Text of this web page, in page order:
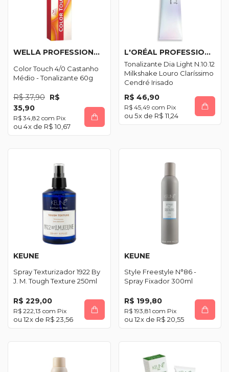
WELLA PROFESSIONALS
Color Touch 4/0 Castanho
Médio - Tonalizante 60g
R$ 37,90 R$
35,90
R$ 34,82 com Pix
4x de R$ 10,67
L'ORÉAL PROFESSIONNEL
Tonalizante Dia Light N.10.12
Milkshake Louro Claríssimo
Cendré Irisado
R$ 46,90
R$ 45,49 com Pix
5x de R$ 11,24
KEUNE
Spray Texturizador 1922 By
J. M. Tough Texture 250ml
R$ 229,00
R$ 222,13 com Pix
12x de R$ 23,56
KEUNE
Style Freestyle N°86 -
Spray Fixador 300ml
R$ 199,80
R$ 193,81 com Pix
12x de R$ 20,55